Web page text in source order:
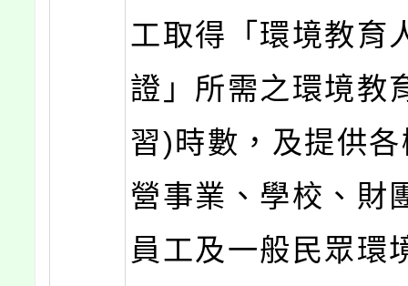
工取得「環境教育
證」所需之環境教
習)時數，及提供
營事業、學校、財
員工及一般民眾環